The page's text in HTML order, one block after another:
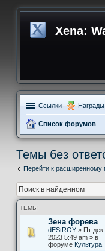
Xena:
Ссылки Награды
Список форумов
Темы без
Перейти к расширенному
ТЕМЫ
Зена форева
dEStROY » Пт дек
2023 5:49 am » в
форуме Культура